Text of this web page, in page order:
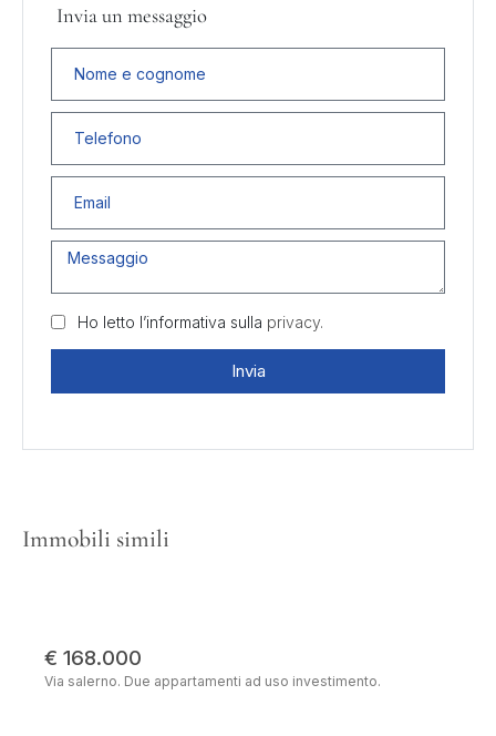
Invia un messaggio
Ho letto l’informativa sulla privacy.
Invia
Immobili simili
€ 168.000
Via salerno. Due appartamenti ad uso investimento.